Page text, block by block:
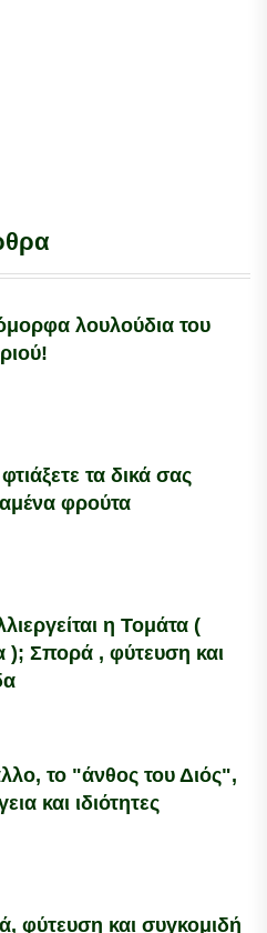
λουλούδια του
τα δικά σας
φρούτα
η Τομάτα (
); Σπορά , φύτευση και
το "άνθος του Διός",
και ιδιότητες
φύτευση και συγκομιδή